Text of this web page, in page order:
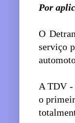
Por
O
serviço
A TDV -
o